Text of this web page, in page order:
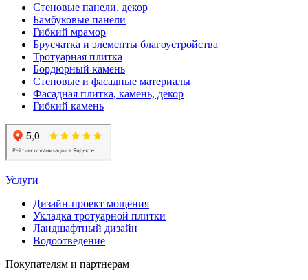
Стеновые панели, декор
Бамбуковые панели
Гибкий мрамор
Брусчатка и элементы благоустройства
Тротуарная плитка
Бордюрный камень
Стеновые и фасадные материалы
Фасадная плитка, камень, декор
Гибкий камень
Услуги
Дизайн-проект мощения
Укладка тротуарной плитки
Ландшафтный дизайн
Водоотведение
Покупателям и партнерам